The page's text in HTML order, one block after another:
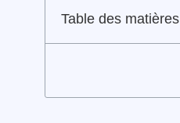
Table des matières